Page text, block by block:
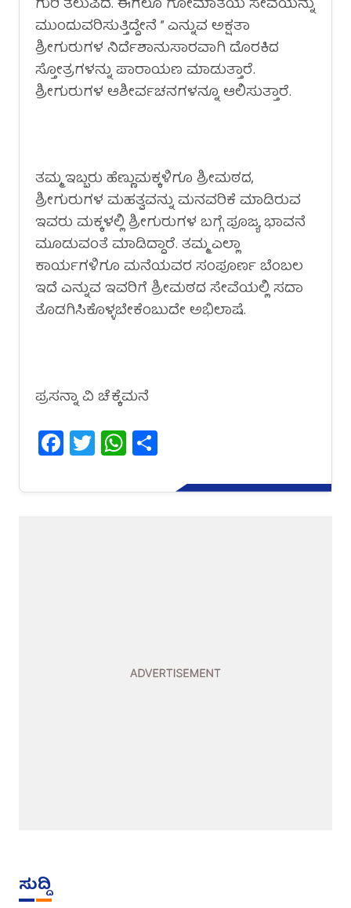
ಗುರಿ ತಲುಪಿದೆ. ಈಗಲೂ ಗೋಮಾತೆಯ ಸೇವೆಯನ್ನು
ಮುಂದುವರಿಸುತ್ತಿದ್ದೇನೆ ” ಎನ್ನುವ ಅಕ್ಷತಾ
ಶ್ರೀಗುರುಗಳ ನಿರ್ದೆಶಾನುಸಾರವಾಗಿ ದೊರಕಿದ
ಸ್ತೋತ್ರಗಳನ್ನು ಪಾರಾಯಣ ಮಾಡುತ್ತಾರೆ.
ಶ್ರೀಗುರುಗಳ ಆಶೀರ್ವಚನಗಳನ್ನೂ ಆಲಿಸುತ್ತಾರೆ.
ತಮ್ಮ ಇಬ್ಬರು ಹೆಣ್ಣುಮಕ್ಕಳಿಗೂ ಶ್ರೀಮಠದ,
ಶ್ರೀಗುರುಗಳ ಮಹತ್ವವನ್ನು ಮನವರಿಕೆ ಮಾಡಿರುವ
ಇವರು ಮಕ್ಕಳಲ್ಲಿ ಶ್ರೀಗುರುಗಳ ಬಗ್ಗೆ ಪೂಜ್ಯ ಭಾವನೆ
ಮೂಡುವಂತೆ ಮಾಡಿದ್ದಾರೆ. ತಮ್ಮ ಎಲ್ಲಾ
ಕಾರ್ಯಗಳಿಗೂ ಮನೆಯವರ ಸಂಪೂರ್ಣ ಬೆಂಬಲ
ಇದೆ ಎನ್ನುವ ಇವರಿಗೆ ಶ್ರೀಮಠದ ಸೇವೆಯಲ್ಲಿ ಸದಾ
ತೊಡಗಿಸಿಕೊಳ್ಳಬೇಕೆಂಬುದೇ ಅಭಿಲಾಷೆ.
ಪ್ರಸನ್ನಾ ವಿ ಚೆಕ್ಕೆಮನೆ
Facebook
TwitterWhatsApp
ಸುದ್ದಿ